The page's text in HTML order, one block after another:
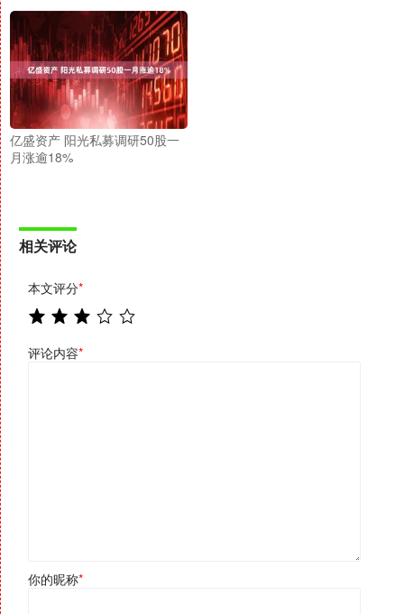
亿盛资产 阳光私募调研50股一
月涨逾18%
相关评论
本文评分*
评论内容*
你的昵称*